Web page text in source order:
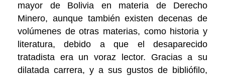
mayor de Bolivia en materia de Derecho
Minero, aunque también existen decenas de
volúmenes de otras materias, como historia y
literatura, debido a que el desaparecido
tratadista era un voraz lector. Gracias a su
dilatada carrera, y a sus gustos de bibliófilo,